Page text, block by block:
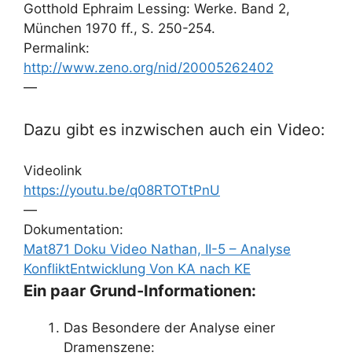
Gotthold Ephraim Lessing: Werke. Band 2,
München 1970 ff., S. 250-254.
Permalink:
http://www.zeno.org/nid/20005262402
—
Dazu gibt es inzwischen auch ein Video:
Videolink
https://youtu.be/q08RTOTtPnU
—
Dokumentation:
Mat871 Doku Video Nathan, II-5 – Analyse
KonfliktEntwicklung Von KA nach KE
Ein paar Grund-Informationen:
Das Besondere der Analyse einer
Dramenszene: